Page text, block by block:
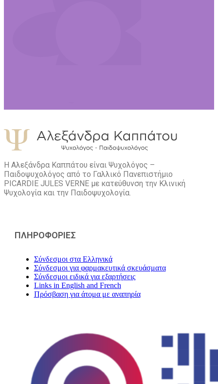
Η Αλεξάνδρα Καππάτου είναι Ψυχολόγος –
Παιδοψυχολόγος από το Γαλλικό Πανεπιστήμιο
PICARDIE JULES VERNE με κατεύθυνση την Kλινική
Ψυχολογία και την Παιδοψυχολογία.
ΠΛΗΡΟΦΟΡΙΕΣ
Σύνδεσμοι στα Ελληνικά
Σύνδεσμοι για φαρμακευτικά σκευάσματα
Σύνδεσμοι ειδικά για εξαρτήσεις
Links in English and French
Πρόσβαση για άτομα με αναπηρία